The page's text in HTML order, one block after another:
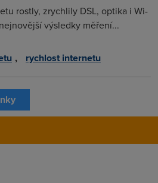
rostly, zrychlily DSL, optika i Wi-
výsledky měření...
, rychlost internetu